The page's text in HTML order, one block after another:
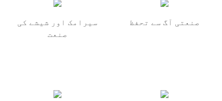
سیرامک ​​اور شیشے کی
صنعت
صنعتی آگ سے تحفظ